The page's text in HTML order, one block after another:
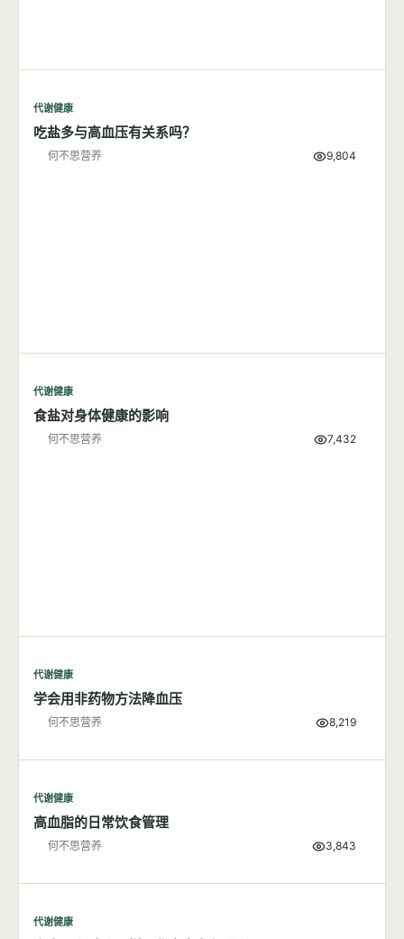
代谢健康
吃盐多与高血压有关系吗？
何不思营养 9,804
代谢健康
食盐对身体健康的影响
何不思营养 7,432
代谢健康
学会用非药物方法降血压
何不思营养 8,219
代谢健康
高血脂的日常饮食管理
何不思营养 3,843
代谢健康